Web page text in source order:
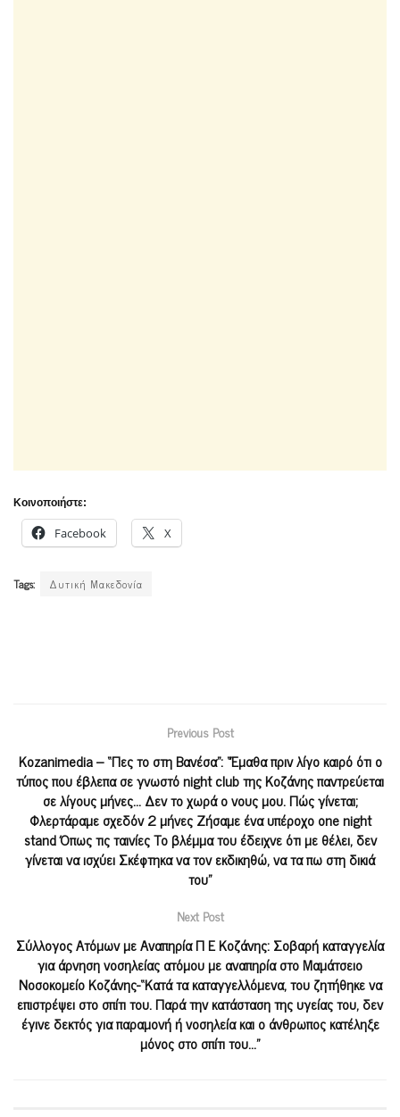
Κοινοποιήστε:
Facebook X
Tags: Δυτική Μακεδονία
Previous Post
Kozanimedia – “Πες το στη Βανέσα”: “Έμαθα πριν λίγο καιρό ότι ο
τύπος που έβλεπα σε γνωστό night club της Κοζάνης παντρεύεται
σε λίγους μήνες… Δεν το χωρά ο νους μου. Πώς γίνεται;
Φλερτάραμε σχεδόν 2 μήνες Ζήσαμε ένα υπέροχο one night
stand Όπως τις ταινίες Το βλέμμα του έδειχνε ότι με θέλει, δεν
γίνεται να ισχύει Σκέφτηκα να τον εκδικηθώ, να τα πω στη δικιά
του”
Next Post
Σύλλογος Ατόμων με Αναπηρία Π Ε Κοζάνης: Σοβαρή καταγγελία
για άρνηση νοσηλείας ατόμου με αναπηρία στο Μαμάτσειο
Νοσοκομείο Κοζάνης-“Κατά τα καταγγελλόμενα, του ζητήθηκε να
επιστρέψει στο σπίτι του. Παρά την κατάσταση της υγείας του, δεν
έγινε δεκτός για παραμονή ή νοσηλεία και ο άνθρωπος κατέληξε
μόνος στο σπίτι του…”